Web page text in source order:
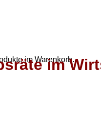
im Warenkorb.
im